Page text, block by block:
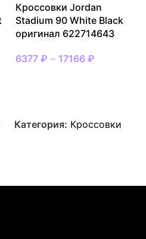
Кроссовки Jordan
Stadium 90 White Black
оригинал 622714643
6377 ₽ – 17166 ₽
Категория: Кроссовки